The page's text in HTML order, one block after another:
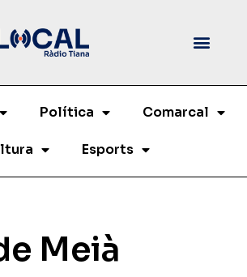
Política Comarcal
Esports
Meià